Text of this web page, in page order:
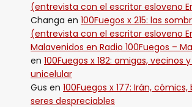
(entrevista con el escritor esloveno
Changa en 100Fuegos x 215: las
(entrevista con el escritor esloveno
Malavenidos en Radio 100Fuegos –
en 100Fuegos x 182: amigas, vecinos
unicelular
Gus en 100Fuegos x 177: Irán,
seres despreciables